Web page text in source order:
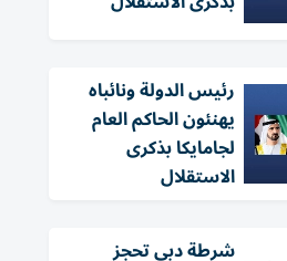
رئيس الدولة ونائباه
يهنئون الحاكم العام
لجامايكا بذكرى
الاستقلال
شرطة دبي تحجز